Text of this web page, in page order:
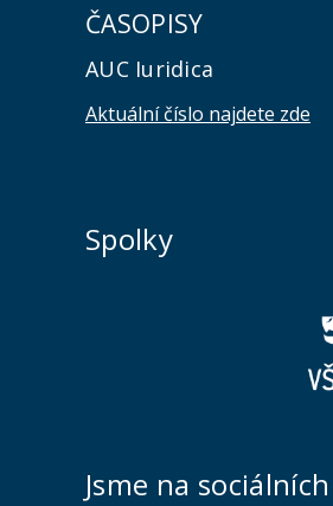
ČASOPISY
AUC Iuridica
Aktuální číslo najdete zde
Spolky
Jsme na